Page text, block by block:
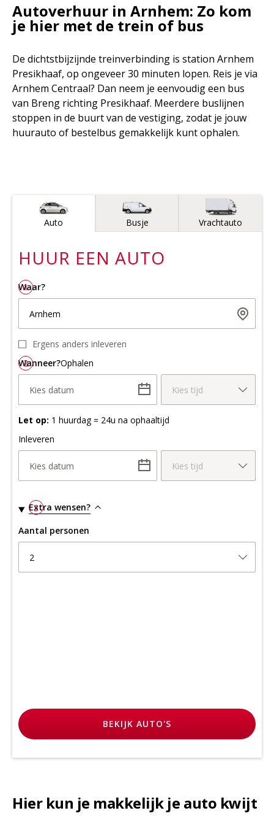
Autoverhuur in Arnhem: Zo kom
je hier met de trein of bus
De dichtstbijzijnde treinverbinding is station Arnhem
Presikhaaf, op ongeveer 30 minuten lopen. Reis je via
Arnhem Centraal? Dan neem je eenvoudig een bus
van Breng richting Presikhaaf. Meerdere buslijnen
stoppen in de buurt van de vestiging, zodat je jouw
huurauto of bestelbus gemakkelijk kunt ophalen.
Voertuigtype
Auto Busje Vrachtauto
HUUR EENAUTO
1
Waar?
Arnhem
Ergens anders inleveren
2
Wanneer?Ophalen
Kies datum Kies tijd
Let op: 1 huurdag = 24u na ophaaltijd
Inleveren
Kies datum Kies tijd
3
Extra wensen?
Aantal personen
2
BEKIJK AUTO'S
Hier kun je makkelijk je auto kwijt